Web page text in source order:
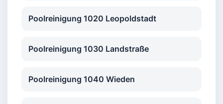
Poolreinigung 1020 Leopoldstadt
Poolreinigung 1030 Landstraße
Poolreinigung 1040 Wieden